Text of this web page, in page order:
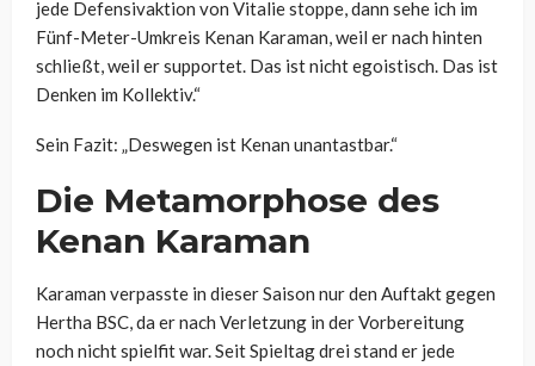
jede Defensivaktion von Vitalie stoppe, dann sehe ich im
Fünf-Meter-Umkreis Kenan Karaman, weil er nach hinten
schließt, weil er supportet. Das ist nicht egoistisch. Das ist
Denken im Kollektiv.“
Sein Fazit: „Deswegen ist Kenan unantastbar.“
Die Metamorphose des
Kenan Karaman
Karaman verpasste in dieser Saison nur den Auftakt gegen
Hertha BSC, da er nach Verletzung in der Vorbereitung
noch nicht spielfit war. Seit Spieltag drei stand er jede